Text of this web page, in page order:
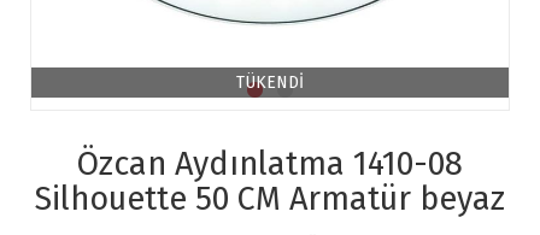
TÜKENDİ
Özcan Aydınlatma 1410-08
Silhouette 50 CM Armatür beyaz